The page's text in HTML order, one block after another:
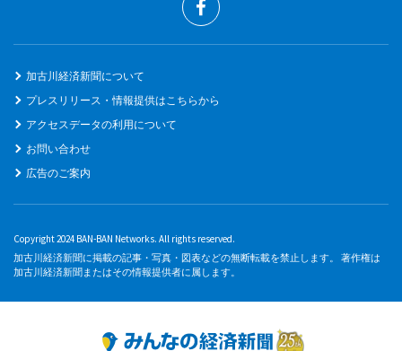
加古川経済新聞について
プレスリリース・情報提供はこちらから
アクセスデータの利用について
お問い合わせ
広告のご案内
Copyright 2024 BAN-BAN Networks. All rights reserved.
加古川経済新聞に掲載の記事・写真・図表などの無断転載を禁止します。 著作権は
加古川経済新聞またはその情報提供者に属します。